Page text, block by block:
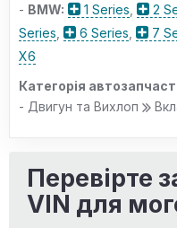
- BMW: 1 Series 2
Series
6 Series 7
X6
Категорія
- Двигун та Вихлоп
Перевірте
VIN для